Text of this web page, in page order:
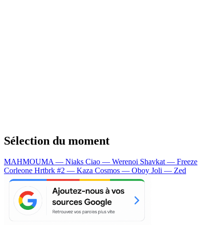
Sélection du moment
MAHMOUMA — Niaks Ciao — Werenoi Shavkat — Freeze
Corleone Hrtbrk #2 — Kaza Cosmos — Oboy Joli — Zed